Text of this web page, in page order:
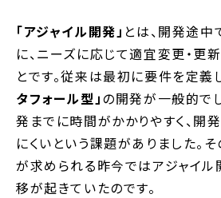
「アジャイル開発」 とは、開発途
に、ニーズに応じて適宜変更・更
とです。従来は最初に要件を定義
タフォール型」の開発が一般的で
発までに時間がかかりやすく、開
にくいという課題がありました。
が求められる昨今ではアジャイル
移が起きていたのです。